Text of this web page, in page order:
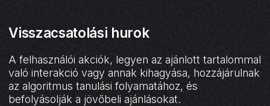
Visszacsatolási hurok
A felhasználói akciók, legyen az ajánlott tartalommal
való interakció vagy annak kihagyása, hozzájárulnak
az algoritmus tanulási folyamatához, és
befolyásolják a jövőbeli ajánlásokat.